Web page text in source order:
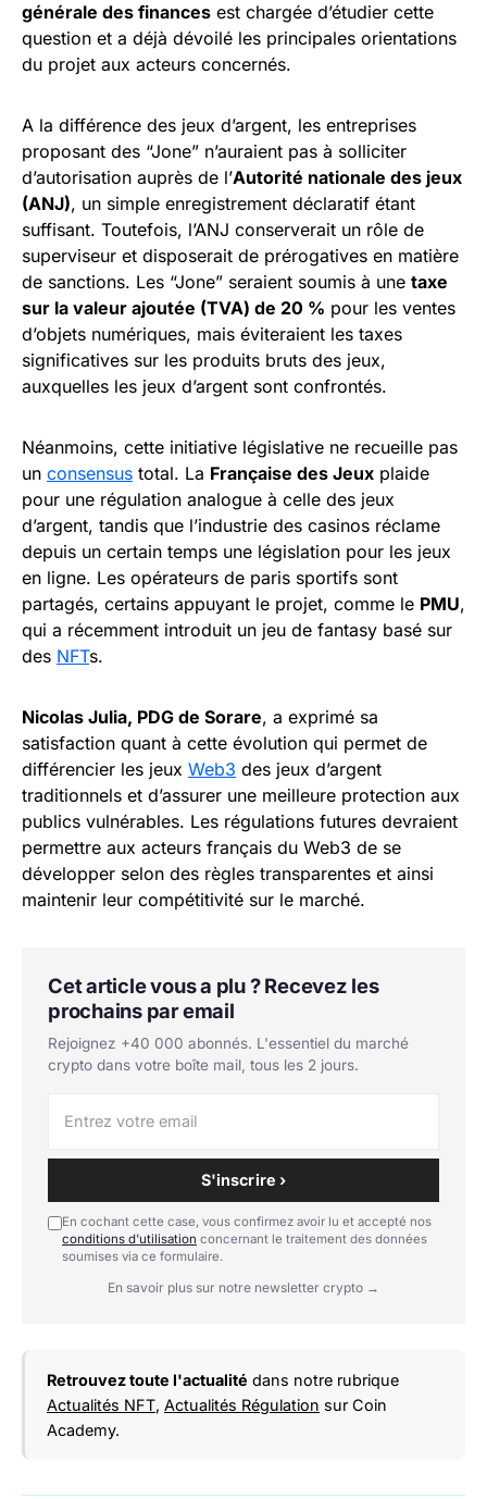
générale des finances est chargée d’étudier cette
question et a déjà dévoilé les principales orientations
du projet aux acteurs concernés.
A la différence des jeux d’argent, les entreprises
proposant des “Jone” n’auraient pas à solliciter
d’autorisation auprès de l’Autorité nationale des jeux
(ANJ), un simple enregistrement déclaratif étant
suffisant. Toutefois, l’ANJ conserverait un rôle de
superviseur et disposerait de prérogatives en matière
de sanctions. Les “Jone” seraient soumis à une taxe
sur la valeur ajoutée (TVA) de 20 % pour les ventes
d’objets numériques, mais éviteraient les taxes
significatives sur les produits bruts des jeux,
auxquelles les jeux d’argent sont confrontés.
Néanmoins, cette initiative législative ne recueille pas
un consensus total. La Française des Jeux plaide
pour une régulation analogue à celle des jeux
d’argent, tandis que l’industrie des casinos réclame
depuis un certain temps une législation pour les jeux
en ligne. Les opérateurs de paris sportifs sont
partagés, certains appuyant le projet, comme le PMU,
qui a récemment introduit un jeu de fantasy basé sur
des NFTs.
Nicolas Julia, PDG de Sorare, a exprimé sa
satisfaction quant à cette évolution qui permet de
différencier les jeux Web3 des jeux d’argent
traditionnels et d’assurer une meilleure protection aux
publics vulnérables. Les régulations futures devraient
permettre aux acteurs français du Web3 de se
développer selon des règles transparentes et ainsi
maintenir leur compétitivité sur le marché.
Cet article vous a plu ? Recevez les
prochains par email
Rejoignez +40 000 abonnés. L'essentiel du marché
crypto dans votre boîte mail, tous les 2 jours.
S'inscrire ›
En cochant cette case, vous confirmez avoir lu et accepté nos
conditions d'utilisation concernant le traitement des données
soumises via ce formulaire.
En savoir plus sur notre newsletter crypto →
Retrouvez toute l'actualité dans notre rubrique
Actualités NFT, Actualités Régulation sur Coin
Academy.